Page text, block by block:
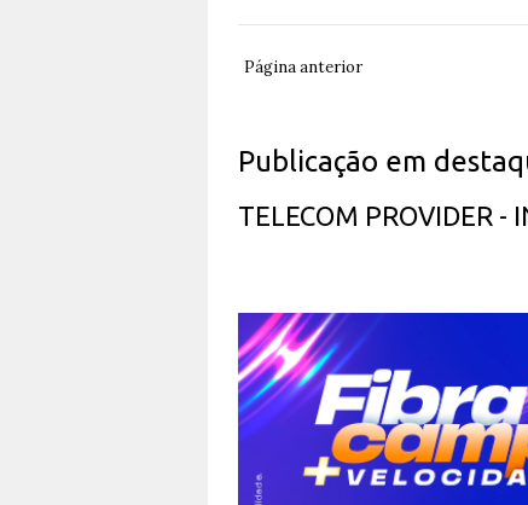
Página anterior
Publicação em
TELECOM PROVIDER -